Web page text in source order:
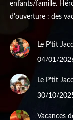
enfants/famille.
d'ouverture : des
Le P’tit
04/01/
Le P’tit
30/10/
Vacances